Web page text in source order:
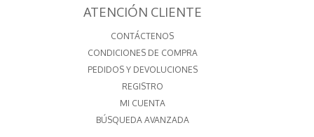
ATENCIÓN CLIENTE
CONTÁCTENOS
CONDICIONES DE COMPRA
PEDIDOS Y DEVOLUCIONES
REGISTRO
MI CUENTA
BÚSQUEDA AVANZADA